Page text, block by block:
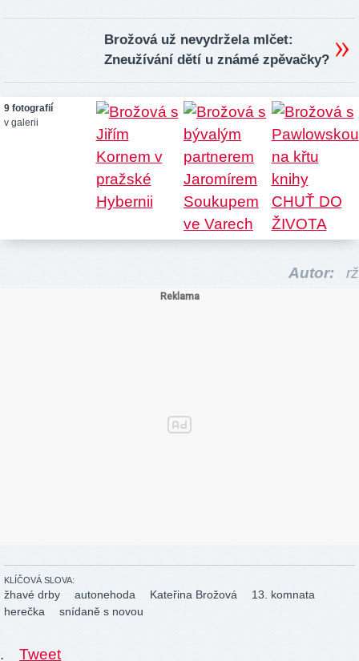
Brožová už nevydržela mlčet:
Zneužívání dětí u známé zpěvačky?
9 fotografií
v galerii
Autor: rž
KLÍČOVÁ SLOVA:
žhavé drby autonehoda Kateřina Brožová
13. komnata
herečka
snídaně s novou
. Tweet